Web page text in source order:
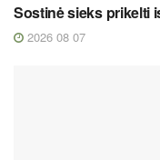
Sostinė sieks prikelti
2026 08 07